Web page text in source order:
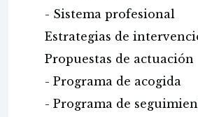
- Sistema profesional
Estrategias de
Propuestas de actuación
- Programa de acogida
- Programa de